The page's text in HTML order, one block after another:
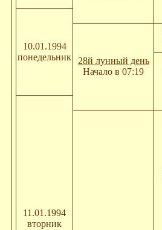
10.01.1994
понедельник
28й лунный день
Начало в 07:19
11.01.1994
вторник